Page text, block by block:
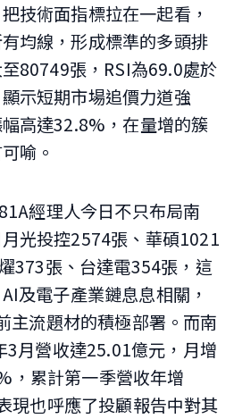
技術面指標拉在一起看，
均線，形成標準的多頭排
80749張，RSI為69.0處於
示短期市場追價力道強
高達32.8%，在量增的簇
喻。
經理人今日不只布局南
光投控2574張、華碩1021
373張、台達電354張，這
及電子產業鏈息息相關，
主流題材的積極部署。而南
月營收達25.01億元，月增
，累計第一季營收年增
現也呼應了投顧報告中對其